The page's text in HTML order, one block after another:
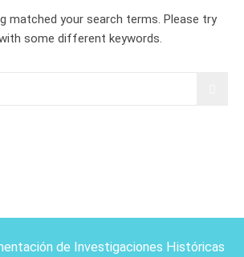
matched your search terms. Please try
some different keywords.
de Investigaciones Históricas